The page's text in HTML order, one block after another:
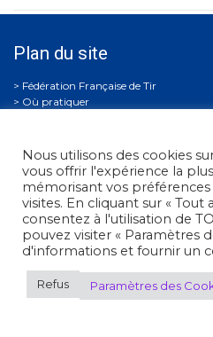
Plan du site
Où pratiquer
Boutiques
Cibles couleurs
EDEN
Actualités
C.N.T.S.
Calendriers
Gestion Sportive
Se former
Nous utilisons des cookies
vous offrir l'expérience la
mémorisant vos
visites. En cliquant sur « Tout
consentez à l'utilisation de
pouvez visiter « Paramètres
d'informations et fournir un
Refus Paramètres des